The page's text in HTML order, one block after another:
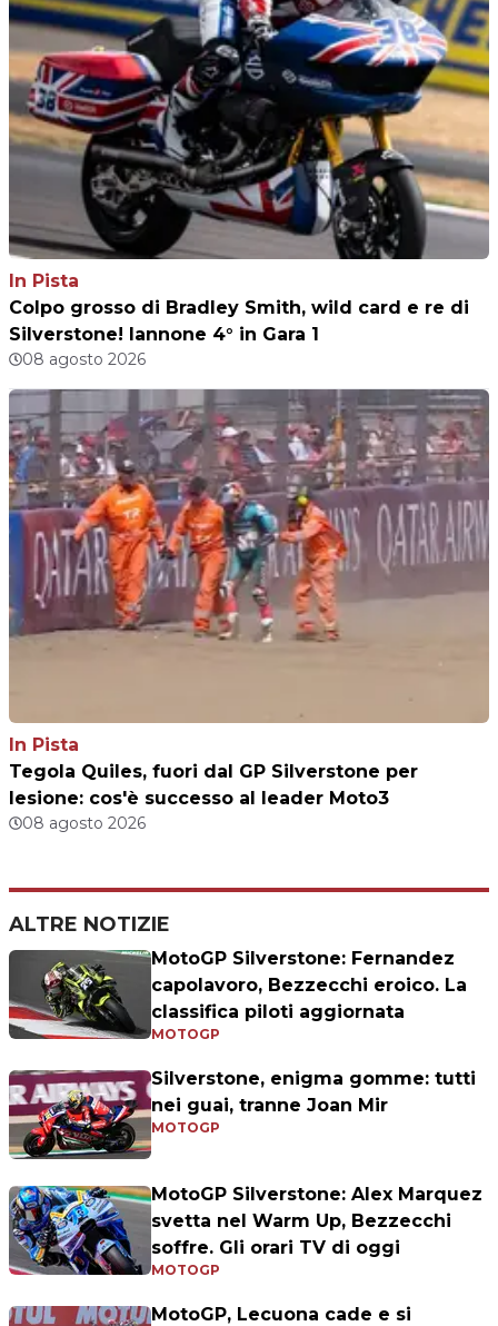
In Pista
Colpo grosso di Bradley Smith, wild card e re di
Silverstone! Iannone 4° in Gara 1
08 agosto 2026
In Pista
Tegola Quiles, fuori dal GP Silverstone per
lesione: cos'è successo al leader Moto3
08 agosto 2026
ALTRE NOTIZIE
MotoGP Silverstone: Fernandez
capolavoro, Bezzecchi eroico. La
classifica piloti aggiornata
MOTOGP
Silverstone, enigma gomme: tutti
nei guai, tranne Joan Mir
MOTOGP
MotoGP Silverstone: Alex Marquez
svetta nel Warm Up, Bezzecchi
soffre. Gli orari TV di oggi
MOTOGP
MotoGP, Lecuona cade e si